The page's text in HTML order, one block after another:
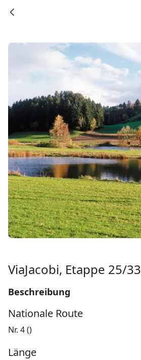
ViaJacobi, Etappe 25/33
Beschreibung
Nationale Route
Nr. 4 ()
Länge